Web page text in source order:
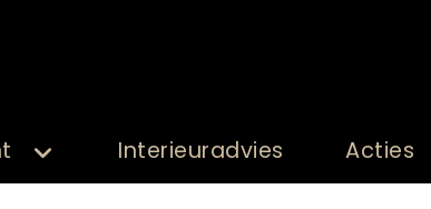
Interieuradvies Acties